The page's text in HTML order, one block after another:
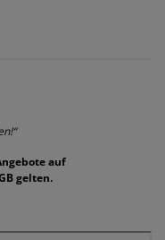
auf
gelten.